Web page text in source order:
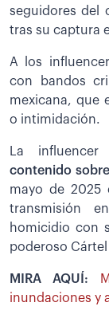
seguidores del
tras su captura
A los
con bandos
mexicana, que
o intimidación.
La
contenido
mayo de 2025
transmisión
homicidio con
poderoso Cártel
MIRA AQUÍ:
inundaciones y